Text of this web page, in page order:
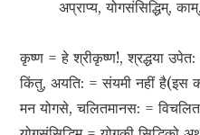
अप्राप्य, योगसंसिद्धिम्,
कृष्ण = हे श्रीकृष्ण!, श्रद्धया उपेत:
किंतु, अयति: = संयमी नहीं है(इस
मन योगसे, चलितमानस: =